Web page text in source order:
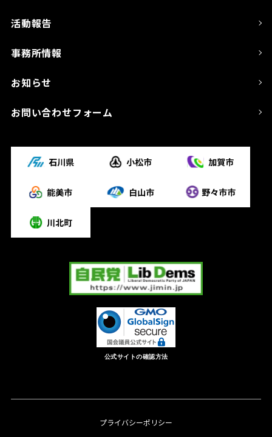
活動報告
事務所情報
お知らせ
お問い合わせフォーム
公式サイトの確認方法
プライバシーポリシー